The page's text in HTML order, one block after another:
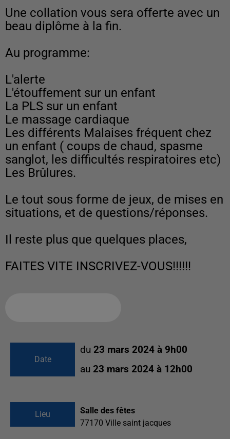
Une collation vous sera offerte avec un
beau diplôme à la fin.
Au programme:
L'alerte
L'étouffement sur un enfant
La PLS sur un enfant
Le massage cardiaque
Les différents Malaises fréquent chez
un enfant ( coups de chaud, spasme
sanglot, les difficultés respiratoires etc)
Les Brûlures.
Le tout sous forme de jeux, de mises en
situations, et de questions/réponses.
Il reste plus que quelques places,
FAITES VITE INSCRIVEZ-VOUS!!!!!!
Date
du 23 mars 2024 à 9h00
au 23 mars 2024 à 12h00
Lieu
Salle des fêtes
77170 Ville saint jacques